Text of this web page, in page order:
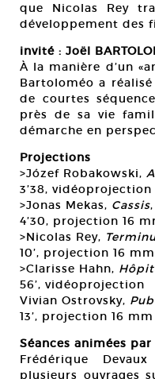
que Nicolas Rey
développement des
invité : Joël
À la manière d’un
Bartoloméo a
de courtes
près de sa vie
démarche en
Projections
>Józef Robakowski,
3’38, vidéoprojection
>Jonas Mekas, Cassis
4’30, projection 16
>Nicolas Rey,
10’, projection 16 mm
>Clarisse Hahn,
56’, vidéoprojection
Vivian Ostrovsky,
13’, projection 16 mm
Séances animées
Frédérique
plusieurs ouvrages